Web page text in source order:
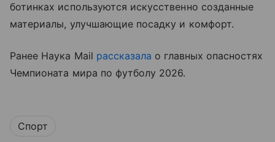
ботинках используются искусственно созданные
материалы, улучшающие посадку и комфорт.
Ранее Наука Mail рассказала о главных опасностях
Чемпионата мира по футболу 2026.
Спорт